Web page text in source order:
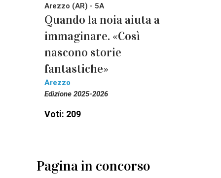
Arezzo (AR) - 5A
Quando la noia aiuta a
immaginare. «Così
nascono storie
fantastiche»
Arezzo
Edizione 2025-2026
Voti: 209
Pagina in concorso